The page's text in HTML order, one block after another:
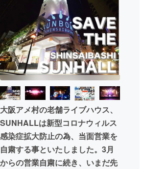
アート・写真
テクノロジー・ガジェット
映像・映画
ビジネス・起業
まちづくり・地域活性化
CAMPFIRE for Social Good
CAMPFIREふるさと納税machi-ya
大阪アメ村の老舗ライブハウス、
SUNHALLは新型コロナウィルス
感染症拡大防止の為、当面営業を
自粛する事といたしました。3月
からの営業自粛に続き、いまだ先